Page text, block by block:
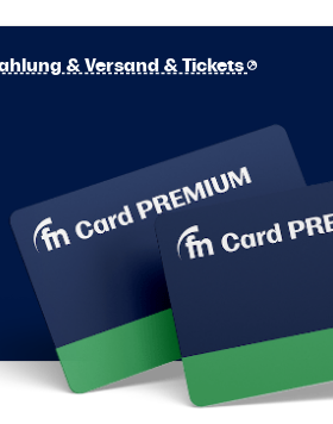
& Versand & Tickets